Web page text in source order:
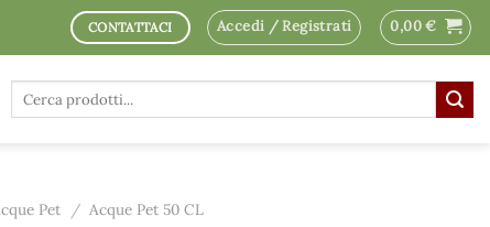
CONTATTACI Accedi / Registrati 0,00€
Cerca:
Pet / Acque Pet 50 CL